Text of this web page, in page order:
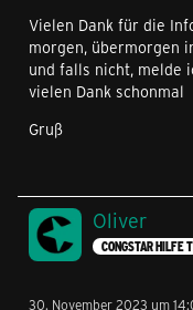
Vielen Dank für die
morgen, übermorgen
und falls nicht, melde
vielen Dank schonmal
Gruß
Oliver
CONGSTAR HILFE
30. November 2023 um